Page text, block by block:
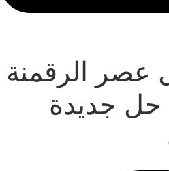
عصر الرقمنة
حل جديدة